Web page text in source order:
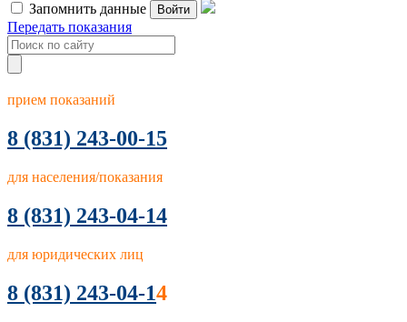
Запомнить данные Войти
Передать показания
прием показаний
8 (831) 243-00-15
для населения/показания
8 (831) 243-04-14
для юридических лиц
8 (831) 243-04-14